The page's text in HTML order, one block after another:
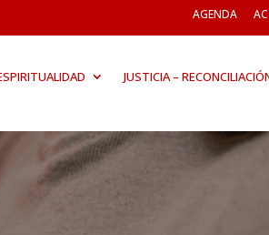
AGENDA
JUSTICIA –